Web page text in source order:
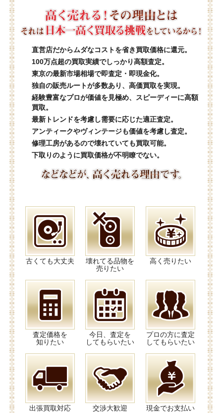
直営店だからムダなコストを省き買取価格に還元。
100万点超の買取実績でしっかり高額査定。
東京の最新市場相場で即査定・即現金化。
独自の販売ルートが多数あり、高価買取を実現。
経験豊富なプロが価値を見極め、スピーディーに高額
買取。
最新トレンドを考慮し需要に応じた適正査定。
アンティークやヴィンテージも価値を考慮し査定。
修理工房があるので壊れていても買取可能。
下取りのように買取価格が不明瞭でない。
古くても大丈夫
壊れてる品物を
売りたい
高く売りたい
査定価格を
知りたい
今日、査定を
してもらいたい
プロの方に査定
してもらいたい
出張買取対応 交渉大歓迎 現金でお支払い